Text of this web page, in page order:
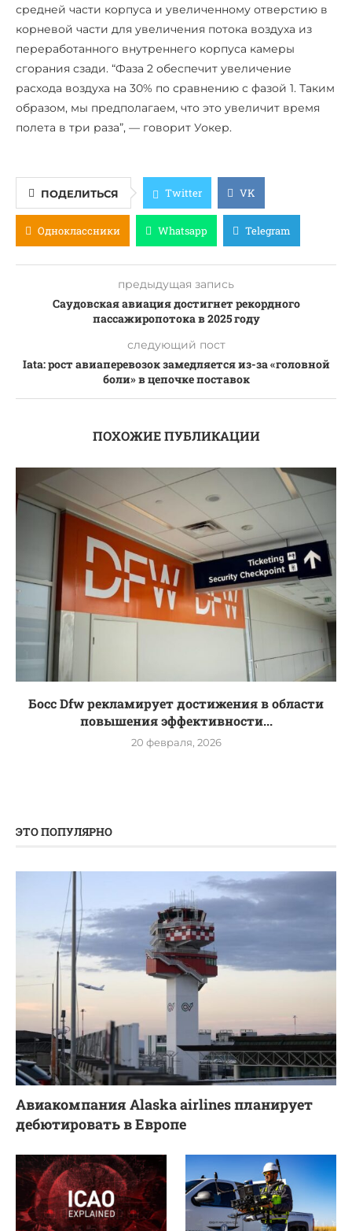
средней части корпуса и увеличенному отверстию в
корневой части для увеличения потока воздуха из
переработанного внутреннего корпуса камеры
сгорания сзади. “Фаза 2 обеспечит увеличение
расхода воздуха на 30% по сравнению с фазой 1. Таким
образом, мы предполагаем, что это увеличит время
полета в три раза”, — говорит Уокер.
ПОДЕЛИТЬСЯ Twitter VK
Одноклассники Whatsapp Telegram
предыдущая запись
Саудовская авиация достигнет рекордного
пассажиропотока в 2025 году
следующий пост
Iata: рост авиаперевозок замедляется из-за «головной
боли» в цепочке поставок
ПОХОЖИЕ ПУБЛИКАЦИИ
Босс Dfw рекламирует достижения в области
повышения эффективности...
20 февраля, 2026
ЭТО ПОПУЛЯРНО
Авиакомпания Alaska airlines планирует
дебютировать в Европе